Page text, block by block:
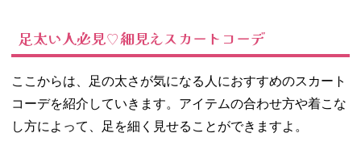
足太い人必見♡細見えスカートコーデ
ここからは、足の太さが気になる人におすすめのスカート
コーデを紹介していきます。アイテムの合わせ方や着こな
し方によって、足を細く見せることができますよ。